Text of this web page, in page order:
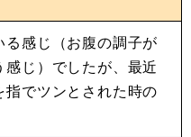
感じ（お腹の調子が
じ）でしたが、最近
指でツンとされた時の